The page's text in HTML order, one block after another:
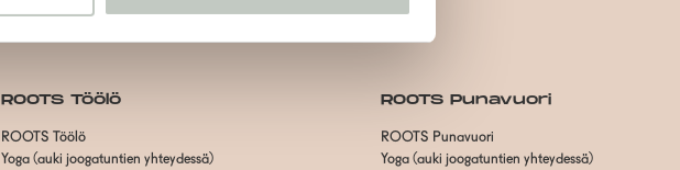
ROOTS Töölö
ROOTS Töölö
Yoga (auki joogatuntien yhteydessä)
ROOTS Punavuori
ROOTS Punavuori
Yoga (auki joogatuntien yhteydessä)